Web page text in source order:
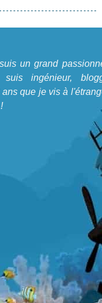
un grand
ingénieur,
que je vis à